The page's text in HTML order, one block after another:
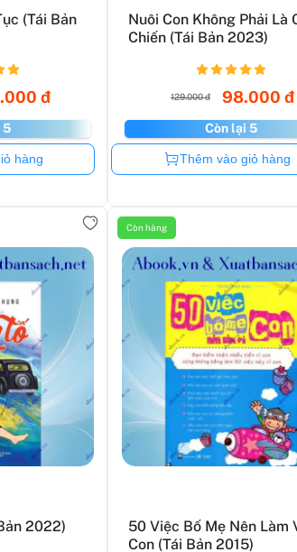
(Tái Bản
đ
5
hàng
Nuôi Con Không Phải Là
Chiến (Tái Bản 2023)
129.000 đ 98.000 đ
Còn lại 5
Còn hàng
Thêm vào giỏ hàng
2022)
Còn hàng
50 Việc Bố Mẹ Nên Làm
Con (Tái Bản 2015)